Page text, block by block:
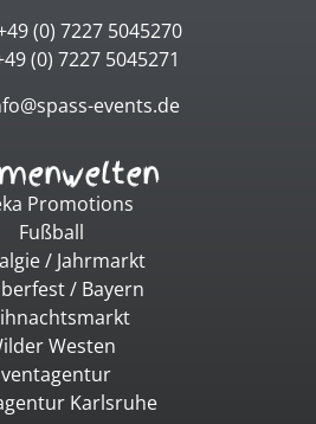
(0) 7227 5045270
(0) 7227 5045271
events.de
Promotions
Fußball
/ Jahrmarkt
/ Bayern
Westen
Karlsruhe